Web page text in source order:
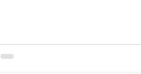
inkl. Interieur abbilden. Ganz unbekannt